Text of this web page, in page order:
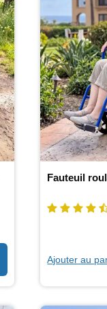
Fauteuil
Ajouter au